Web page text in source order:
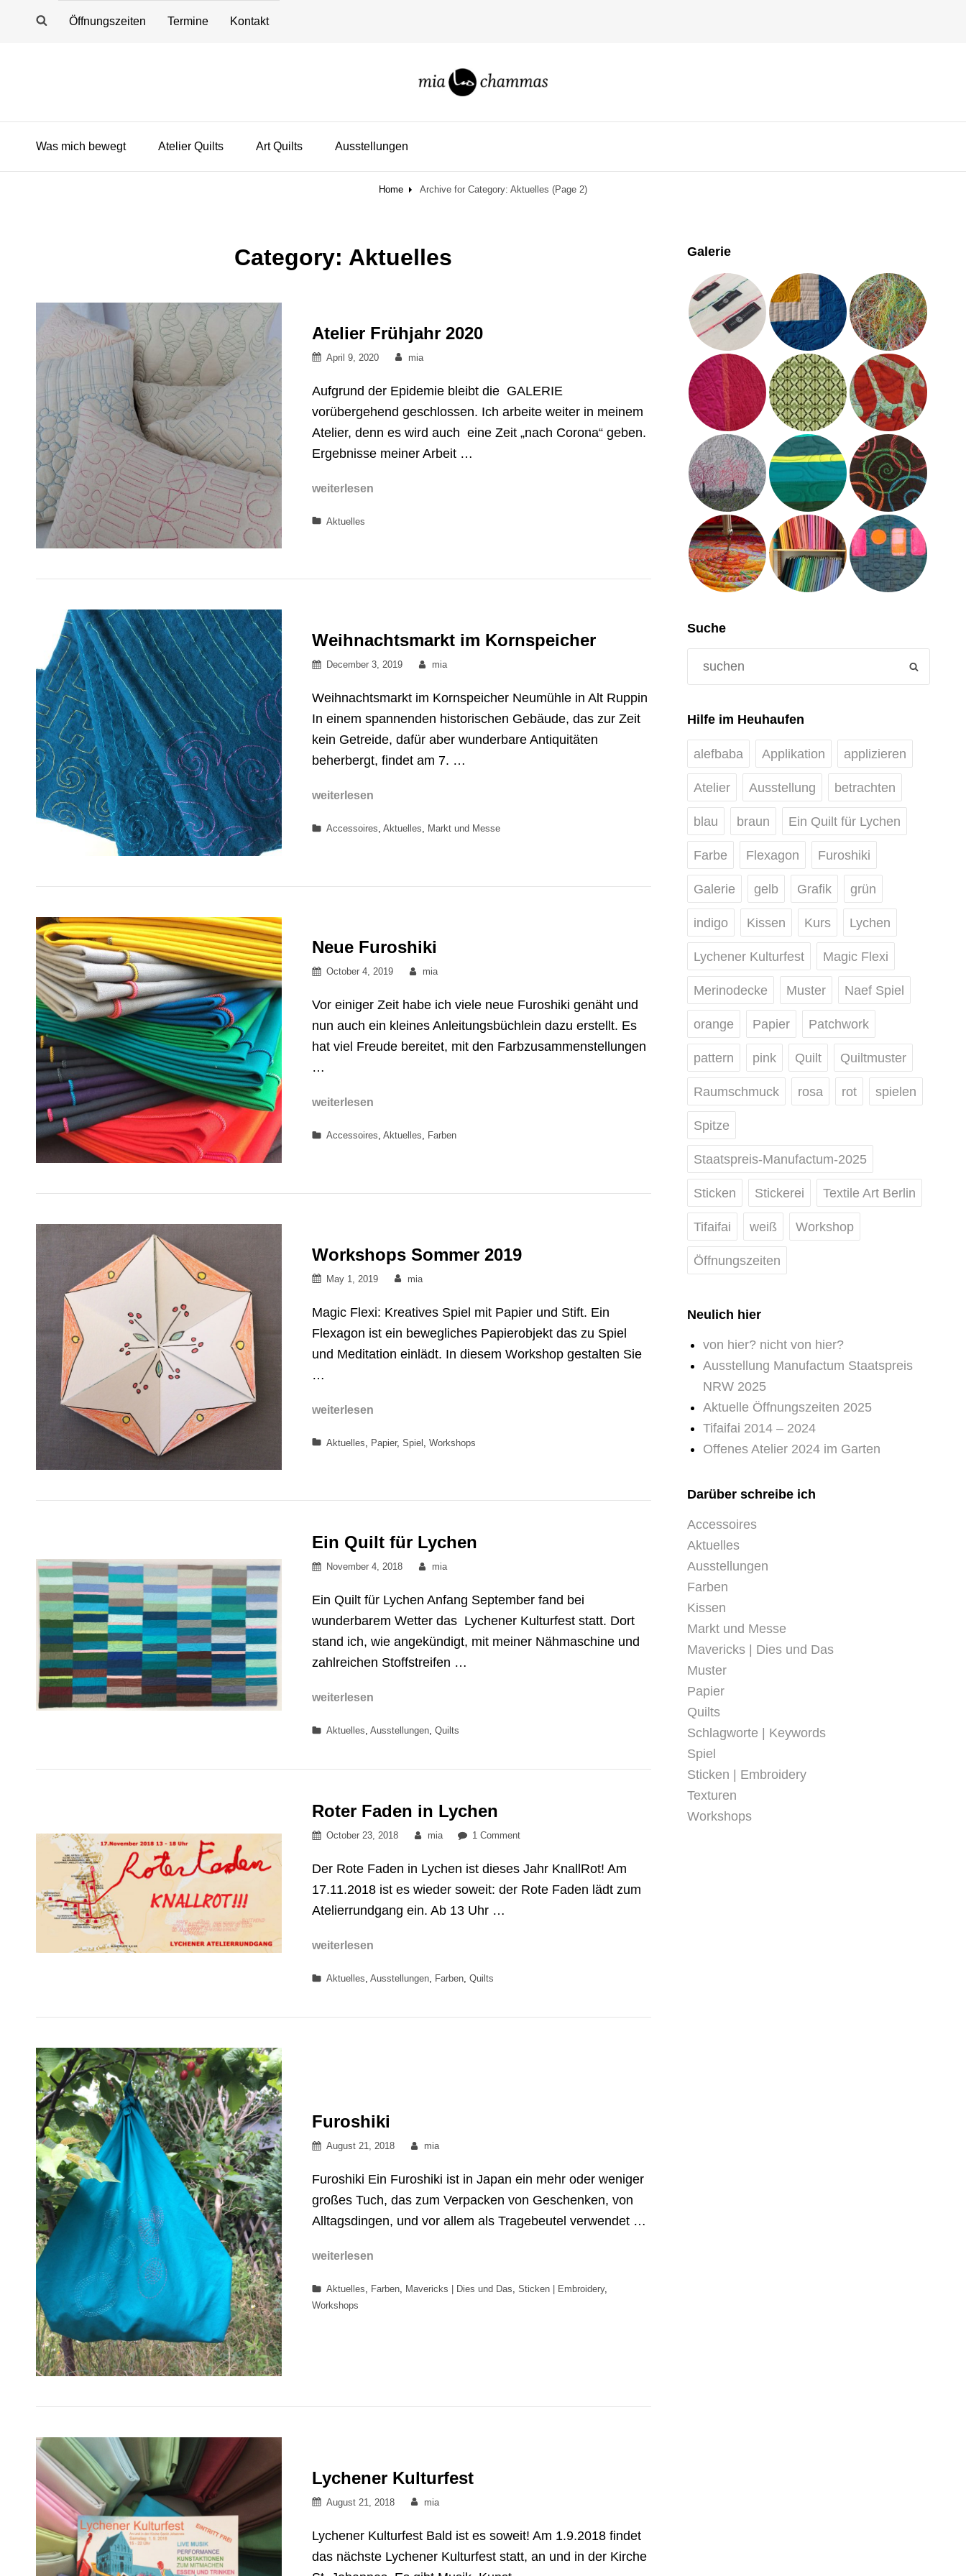
Öffnungszeiten Termine Kontakt
miachammas
Was mich bewegt Atelier Quilts Art Quilts Ausstellungen
Home Archive for Category: Aktuelles (Page 2)
Category: Aktuelles
Atelier Frühjahr 2020
Posted
April 9, 2020 By
mia
Aufgrund der Epidemie bleibt die GALERIE
vorübergehend geschlossen. Ich arbeite weiter in meinem
Atelier, denn es wird auch eine Zeit „nach Corona“ geben.
Ergebnisse meiner Arbeit …
weiterlesen
Categories
Aktuelles
Weihnachtsmarkt im Kornspeicher
Posted
December 3, 2019 By
mia
Weihnachtsmarkt im Kornspeicher Neumühle in Alt Ruppin
In einem spannenden historischen Gebäude, das zur Zeit
kein Getreide, dafür aber wunderbare Antiquitäten
beherbergt, findet am 7. …
weiterlesen
Kornspeicher
Categories
Accessoires,Aktuelles, Markt und Messe
Neue Furoshiki
Posted
October 4, 2019 By
mia
Vor einiger Zeit habe ich viele neue Furoshiki genäht und
nun auch ein kleines Anleitungsbüchlein dazu erstellt. Es
hat viel Freude bereitet, mit den Farbzusammenstellungen
…
weiterlesen
Categories
Accessoires,Aktuelles, Farben
Workshops Sommer 2019
Posted
May 1, 2019 By
mia
Magic Flexi: Kreatives Spiel mit Papier und Stift. Ein
Flexagon ist ein bewegliches Papierobjekt das zu Spiel
und Meditation einlädt. In diesem Workshop gestalten Sie
…
weiterlesen
2019
Categories
Aktuelles Papier,Spiel ,Workshops
Ein Quilt für Lychen
Posted
November 4, 2018 By
mia
Ein Quilt für Lychen Anfang September fand bei
wunderbarem Wetter das Lychener Kulturfest statt. Dort
stand ich, wie angekündigt, mit meiner Nähmaschine und
zahlreichen Stoffstreifen …
weiterlesen
für
Categories
Aktuelles,Ausstellungen,Quilts
Roter Faden in Lychen
Posted
October 23, 2018 By
mia 1 Commenton
Faden
in
Der Rote Faden in Lychen ist dieses Jahr KnallRot! Am
17.11.2018 ist es wieder soweit: der Rote Faden lädt zum
Atelierrundgang ein. Ab 13 Uhr …
weiterlesen
in
Categories
Aktuelles,Ausstellungen, Farben,Quilts
Furoshiki
Posted
August 21, 2018 By
mia
Furoshiki Ein Furoshiki ist in Japan ein mehr oder weniger
großes Tuch, das zum Verpacken von Geschenken, von
Alltagsdingen, und vor allem als Tragebeutel verwendet …
weiterlesen
Categories
Aktuelles Farben Mavericks | Dies und Das ,Sticken | Embroidery,
Workshops
Lychener Kulturfest
Posted
August 21, 2018 By
mia
Lychener Kulturfest Bald ist es soweit! Am 1.9.2018 findet
das nächste Lychener Kulturfest statt, an und in der Kirche
Galerie
Suche
Search
Hilfe im Heuhaufen
alefbaba Applikation applizieren
Atelier Ausstellung betrachten
blau braun Ein Quilt für Lychen
Farbe Flexagon Furoshiki
Galerie gelb Grafik grün
indigo Kissen Kurs Lychen
Lychener Kulturfest Magic Flexi
Merinodecke Muster Naef Spiel
orange Papier Patchwork
pattern pink Quilt Quiltmuster
Raumschmuck rosa rot spielen
Spitze
Staatspreis-Manufactum-2025
Sticken Stickerei Textile Art Berlin
Tifaifai weiß Workshop
Öffnungszeiten
Neulich hier
von hier? nicht von hier?
Ausstellung Manufactum Staatspreis
NRW 2025
Aktuelle Öffnungszeiten 2025
Tifaifai 2014 – 2024
Offenes Atelier 2024 im Garten
Darüber schreibe ich
Accessoires
Aktuelles
Ausstellungen
Farben
Kissen
Markt und Messe
Mavericks | Dies und Das
Muster
Papier
Quilts
Schlagworte | Keywords
Spiel
Sticken | Embroidery
Texturen
Workshops